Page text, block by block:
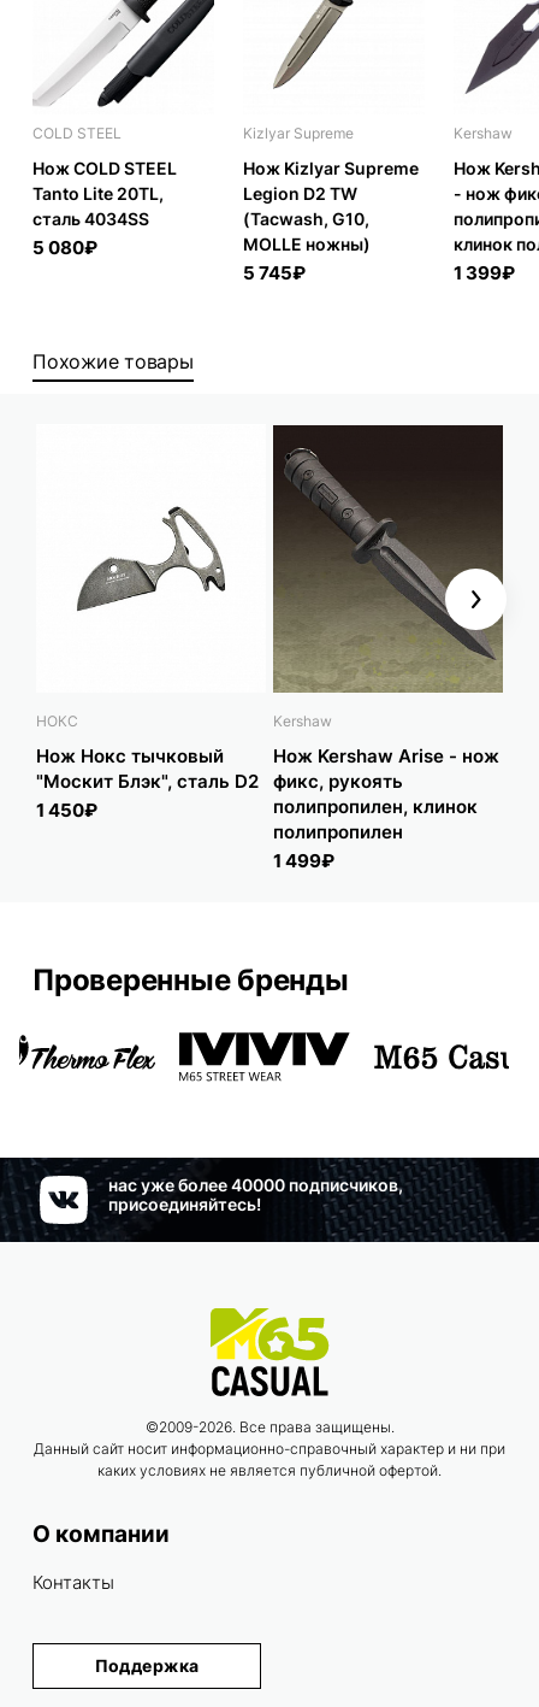
COLD STEEL
Нож COLD STEEL
Tanto Lite 20TL,
сталь 4034SS
5 080₽
Kizlyar Supreme
Нож Kizlyar Supreme
Legion D2 TW
(Tacwash, G10,
MOLLE ножны)
5 745₽
Kershaw
Нож
- нож
клинок
1 399₽
Похожие товары
НОКС
Нож Нокс тычковый
"Москит Блэк", сталь D2
1 450₽
Kershaw
Нож Kershaw Arise - нож
фикс, рукоять
полипропилен, клинок
полипропилен
1 499₽
Next
Проверенные бренды
нас уже более 40000 подписчиков,
присоединяйтесь!
©2009-2026. Все права защищены.
Данный сайт носит информационно-справочный характер и ни при
каких условиях не является публичной офертой.
О компании
Контакты
Поддержка